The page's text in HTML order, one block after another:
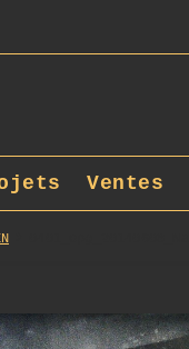
Ventes